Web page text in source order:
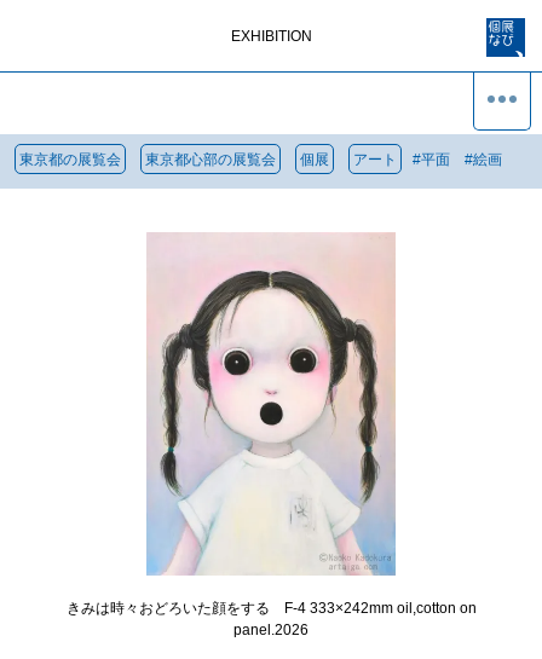
EXHIBITION
東京都の展覧会 東京都心部の展覧会 個展 アート #平面 #絵画
きみは時々おどろいた顔をする F-4 333×242mm oil,cotton on
panel.2026